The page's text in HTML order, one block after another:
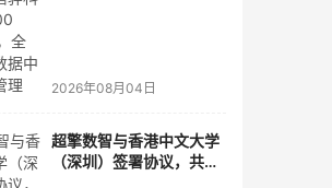
2026年08月04日
超擎数智与香港中文大学
（深圳）签署协议，共建